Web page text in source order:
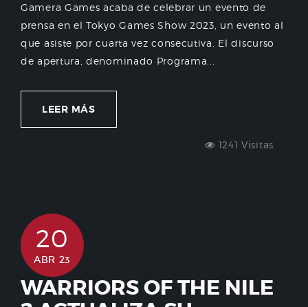
Gamera Games acaba de celebrar un evento de
prensa en el Tokyo Games Show 2023, un evento al
que asiste por cuarta vez consecutiva. El discurso
de apertura, denominado Programa...
LEER MÁS
1241 Visitas
20
ABR 23
WARRIORS OF THE NILE